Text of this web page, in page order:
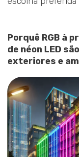
Porquê RGB à
de néon LED
exteriores e